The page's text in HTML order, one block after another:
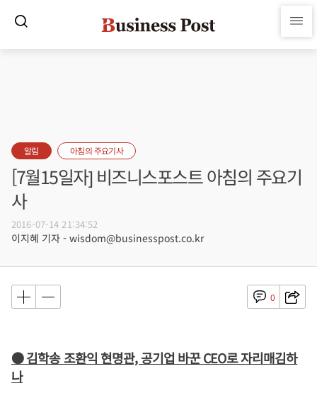
알림 아침의 주요기사
[7월15일자] 비즈니스포스트 아침의 주요기
사
2016-07-14 21:34:52
이지혜 기자 - wisdom@businesspost.co.kr
0
● 김학송 조환익 현명관, 공기업 바꾼 CEO로 자리매김하
나